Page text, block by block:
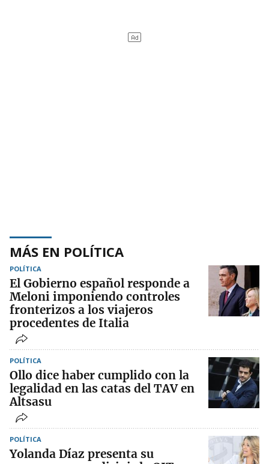
MÁS EN POLÍTICA
POLÍTICA
El Gobierno español responde a
Meloni imponiendo controles
fronterizos a los viajeros
procedentes de Italia
POLÍTICA
Ollo dice haber cumplido con la
legalidad en las catas del TAV en
Altsasu
POLÍTICA
Yolanda Díaz presenta su